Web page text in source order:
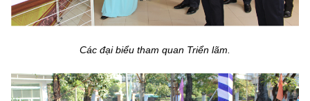
Các đại biểu tham quan Triển lãm.